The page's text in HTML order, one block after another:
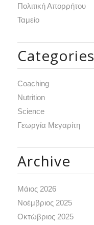
Πολιτική Απορρήτου
Ταμείο
Categories
Coaching
Nutrition
Science
Γεωργία Μεγαρίτη
Archive
Μάιος 2026
Νοέμβριος 2025
Οκτώβριος 2025